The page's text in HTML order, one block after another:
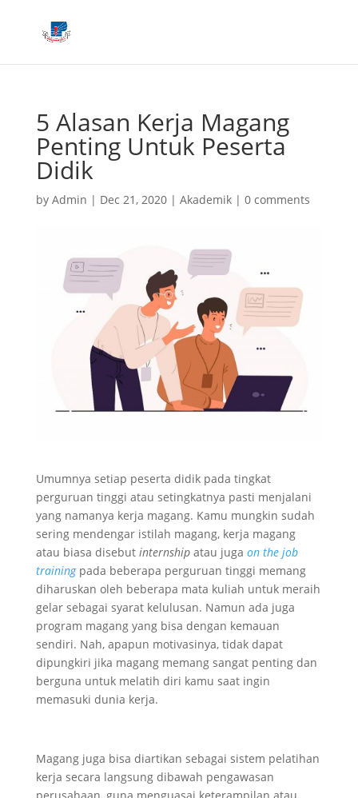
5 Alasan Kerja Magang
Penting Untuk Peserta
Didik
by Admin | Dec 21, 2020| Akademik| 0 comments
Umumnya setiap peserta didik pada tingkat
perguruan tinggi atau setingkatnya pasti menjalani
yang namanya kerja magang. Kamu mungkin sudah
sering mendengar istilah magang, kerja magang
atau biasa disebut internshipatau juga on the job
trainingpada beberapa perguruan tinggi memang
diharuskan oleh beberapa mata kuliah untuk meraih
gelar sebagai syarat kelulusan. Namun ada juga
program magang yang bisa dengan kemauan
sendiri. Nah, apapun motivasinya, tidak dapat
dipungkiri jika magang memang sangat penting dan
berguna untuk melatih diri kamu saat ingin
memasuki dunia kerja.
Magang juga bisa diartikan sebagai sistem pelatihan
kerja secara langsung dibawah pengawasan